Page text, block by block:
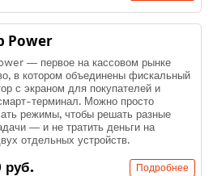
Power
— первое на кассовом рынке
в котором объединены фискальный
с экраном для покупателей и
терминал. Можно просто
режимы, чтобы решать разные
— и не тратить деньги на
отдельных устройств.
руб. Подробнее